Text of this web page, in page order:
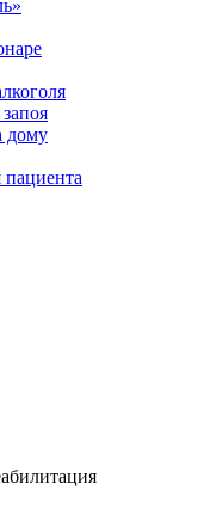
дому
пациента